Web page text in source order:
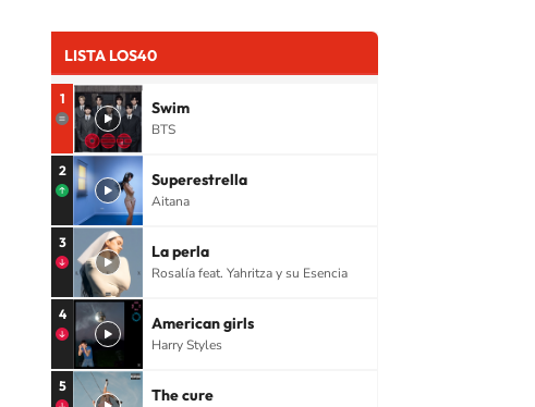
LISTA LOS40
1 Swim
BTS
2 Superestrella
Aitana
3 La perla
Rosalía feat. Yahritza y su Esencia
4 American girls
Harry Styles
5 The cure